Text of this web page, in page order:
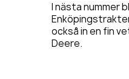
I nästa nummer
också in en fin
Deere.